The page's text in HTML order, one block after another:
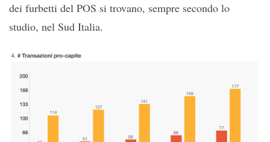
dei furbetti del POS si trovano, sempre secondo lo
studio, nel Sud Italia.